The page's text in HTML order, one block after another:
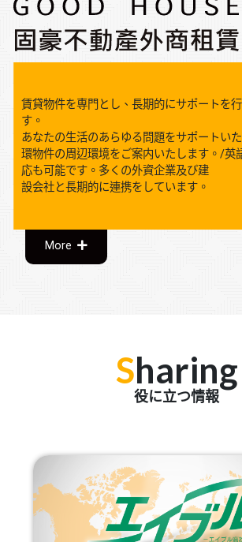
賃貸物件を専門とし、長期的にサポートを
す。
あなたの生活のあらゆる問題をサポートい
環物件の周辺環境をご案内いたします。/英
応も可能です。多くの外資企業及び建
設会社と長期的に連携をしています。
More
Sharing
役に立つ情報